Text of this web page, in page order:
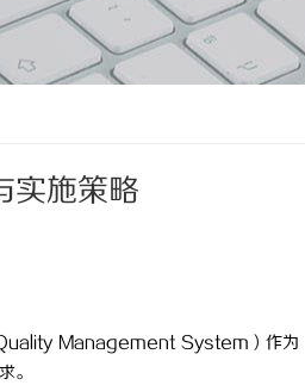
实施策略
Quality Management System）作为
。